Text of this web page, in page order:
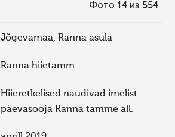
Фото 14 из 554
Jõgevamaa, Ranna asula
Ranna hiietamm
Hiieretkelised naudivad imelist
päevasooja Ranna tamme all.